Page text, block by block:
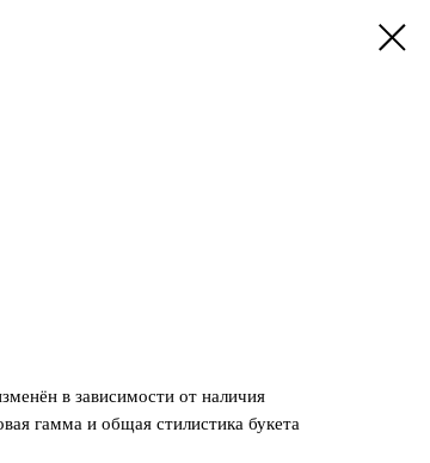
в зависимости от наличия
гамма и общая стилистика букета